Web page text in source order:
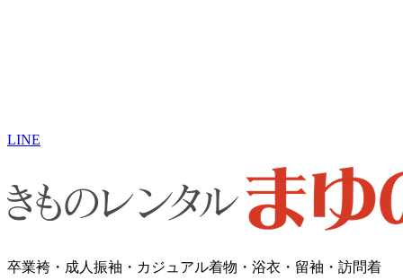
LINE
卒業袴・成人振袖・カジュアル着物・浴衣・留袖・訪問着